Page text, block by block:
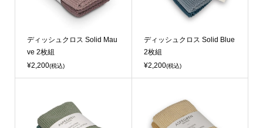
ディッシュクロス Solid Mau
ve 2枚組
¥2,200(税込)
ディッシュクロス Solid Blue
2枚組
¥2,200(税込)